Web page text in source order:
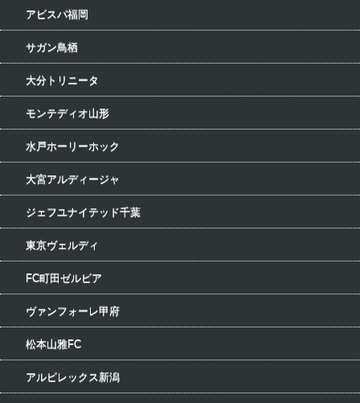
アビスパ福岡
サガン鳥栖
大分トリニータ
モンテディオ山形
水戸ホーリーホック
大宮アルディージャ
ジェフユナイテッド千葉
東京ヴェルディ
FC町田ゼルビア
ヴァンフォーレ甲府
松本山雅FC
アルビレックス新潟